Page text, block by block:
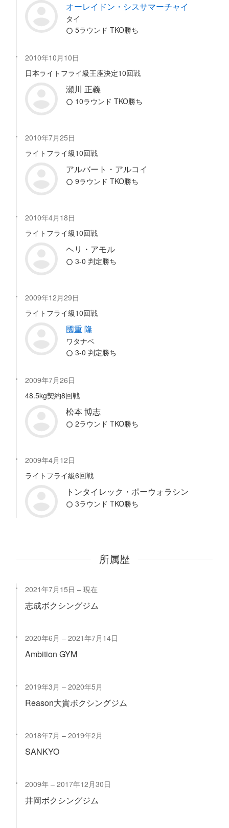
オーレイドン・シスサマーチャイ
タイ
5ラウンド TKO勝ち
2010年10月10日
日本ライトフライ級王座決定10回戦
瀬川 正義
10ラウンド TKO勝ち
2010年7月25日
ライトフライ級10回戦
アルバート・アルコイ
9ラウンド TKO勝ち
2010年4月18日
ライトフライ級10回戦
ヘリ・アモル
3-0 判定勝ち
2009年12月29日
ライトフライ級10回戦
國重 隆
ワタナベ
3-0 判定勝ち
2009年7月26日
48.5kg契約8回戦
松本 博志
2ラウンド TKO勝ち
2009年4月12日
ライトフライ級6回戦
トンタイレック・ポーウォラシン
3ラウンド TKO勝ち
所属歴
2021年7月15日 現在
志成ボクシングジム
2020年6月 2021年7月14日
Ambition GYM
2019年3月 2020年5月
Reason大貴ボクシングジム
2018年7月 2019年2月
SANKYO
2009年 2017年12月30日
井岡ボクシングジム